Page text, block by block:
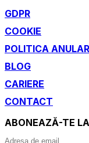
GDPR
COOKIE
POLITICA
BLOG
CARIERE
CONTACT
ABONEAZĂ-TE